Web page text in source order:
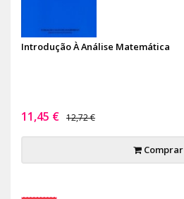
Introdução À Análise Matemática
11,45 € 12,72 €
Comprar